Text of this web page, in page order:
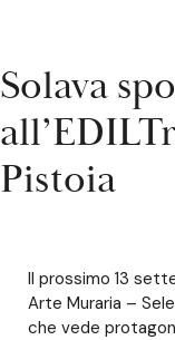
Solava
Pistoia
Il prossimo 13
Arte Muraria –
che vede